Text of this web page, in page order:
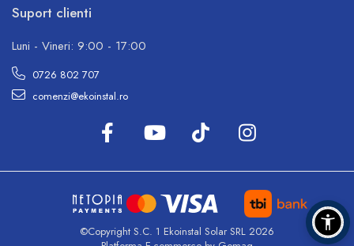
Suport clienti
Luni - Vineri: 9:00 - 17:00
0726 802 707
comenzi@ekoinstal.ro
©Copyright S.C. 1 Ekoinstal Solar SRL 2026